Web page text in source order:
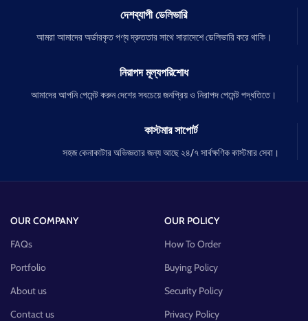
দেশব্যাপী ডেলিভারি
আমরা আমাদের অর্ডারকৃত পণ্য দ্রুততার সাথে সারাদেশে ডেলিভারি করে থাকি।
নিরাপদ মূল্যপরিশোধ
আমাদের আপনি পেমেন্ট করুন দেশের সবচেয়ে জনপ্রিয় ও নিরাপদ পেমেন্ট পদ্ধতিতে।
কাস্টমার সাপোর্ট
সহজ কেনাকাটার অভিজ্ঞতার জন্য আছে ২৪/৭ সার্বক্ষণিক কাস্টমার সেবা।
OUR COMPANY
FAQs
Portfolio
About us
Contact us
OUR POLICY
How To Order
Buying Policy
Security Policy
Privacy Policy